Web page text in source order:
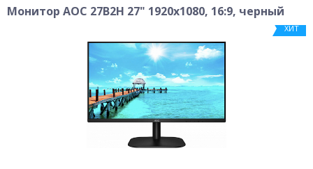
Монитор AOC 27B2H 27" 1920x1080, 16:9, черный
ХИТ